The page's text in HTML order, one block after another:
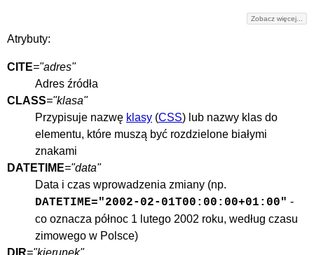
Zobacz więcej...
Atrybuty:
CITE="adres"
Adres źródła
CLASS="klasa"
Przypisuje nazwę klasy (CSS) lub nazwy klas do
elementu, które muszą być rozdzielone białymi
znakami
DATETIME="data"
Data i czas wprowadzenia zmiany (np.
DATETIME="2002-02-01T00:00:00+01:00" -
co oznacza północ 1 lutego 2002 roku, według czasu
zimowego w Polsce)
DIR="kierunek"